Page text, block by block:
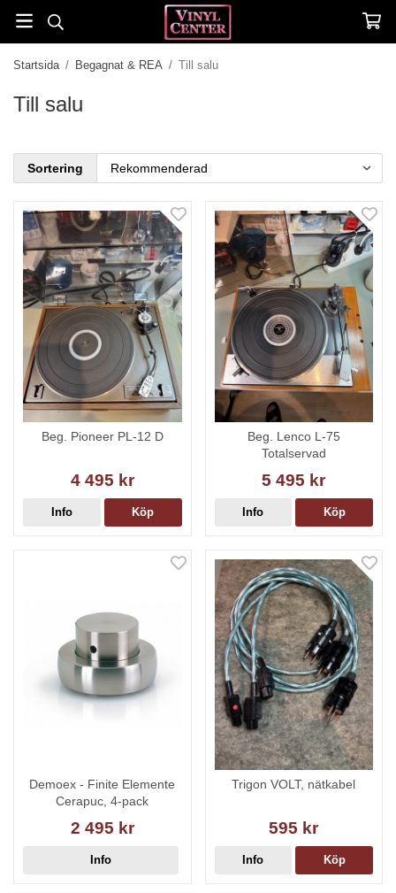
Startsida / Begagnat & REA / Till salu
Till salu
Sortering
Beg. Pioneer PL-12 D
4 495 kr
Info Köp
Beg. Lenco L-75
Totalservad
5 495 kr
Info Köp
Demoex - Finite Elemente
Cerapuc, 4-pack
2 495 kr
Info
Trigon VOLT, nätkabel
595 kr
Info Köp